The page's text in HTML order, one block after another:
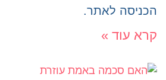
הכניסה לאתר.
קרא עוד »